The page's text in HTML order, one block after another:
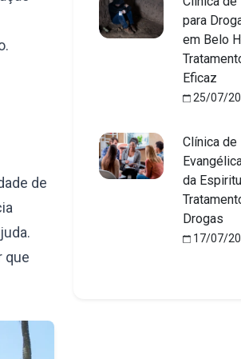
de
que
para
em Belo
Eficaz
25/07/
Clínica de
da
Drogas
17/07/